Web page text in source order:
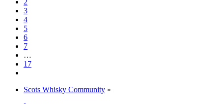
3
4
5
6
7
…
17
Scots Whisky Community »